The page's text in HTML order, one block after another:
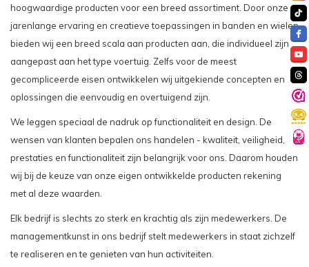
hoogwaardige producten voor een breed assortiment. Door onze
jarenlange ervaring en creatieve toepassingen in banden en wielen
bieden wij een breed scala aan producten aan, die individueel zijn
aangepast aan het type voertuig. Zelfs voor de meest
gecompliceerde eisen ontwikkelen wij uitgekiende concepten en
oplossingen die eenvoudig en overtuigend zijn.
We leggen speciaal de nadruk op functionaliteit en design. De
wensen van klanten bepalen ons handelen - kwaliteit, veiligheid,
prestaties en functionaliteit zijn belangrijk voor ons. Daarom houden
wij bij de keuze van onze eigen ontwikkelde producten rekening
met al deze waarden.
Elk bedrijf is slechts zo sterk en krachtig als zijn medewerkers. De
managementkunst in ons bedrijf stelt medewerkers in staat zichzelf
te realiseren en te genieten van hun activiteiten.